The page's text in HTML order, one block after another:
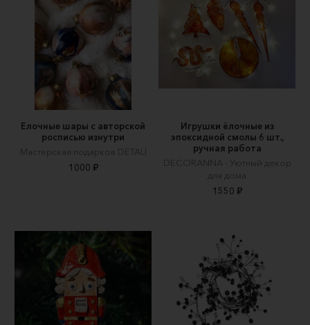
Елочные шары с авторской
росписью изнутри
Мастерская подарков DETALI
1000 ₽
Игрушки ёлочные из
эпоксидной смолы 6 шт.,
ручная работа
DECORANNA - Уютный декор
для дома
1550 ₽